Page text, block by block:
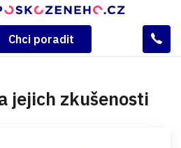
Chci poradit
jejich zkušenosti